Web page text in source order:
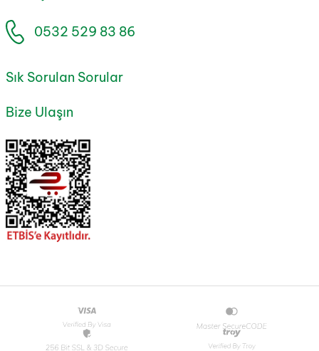
0532 529 83 86
Sık Sorulan Sorular
Bize Ulaşın